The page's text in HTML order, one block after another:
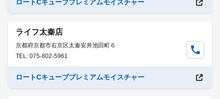
ロートCキューブプレミアムモイスチャー
ライフ太秦店
京都府京都市右京区太秦安井池田町６
TEL: 075-802-5961
ロートCキューブプレミアムモイスチャー